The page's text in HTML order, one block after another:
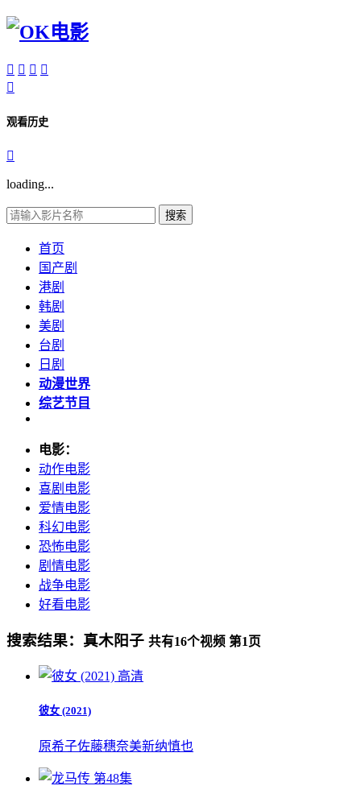
   

观看历史

loading...
搜索
首页
国产剧
港剧
韩剧
美剧
台剧
日剧
动漫世界
综艺节目
电影：
动作电影
喜剧电影
爱情电影
科幻电影
恐怖电影
剧情电影
战争电影
好看电影
搜索结果： 真木阳子 共有16个视频 第1 页
高清
彼女 (2021)
原希子佐藤穗奈美新纳慎也
第48集